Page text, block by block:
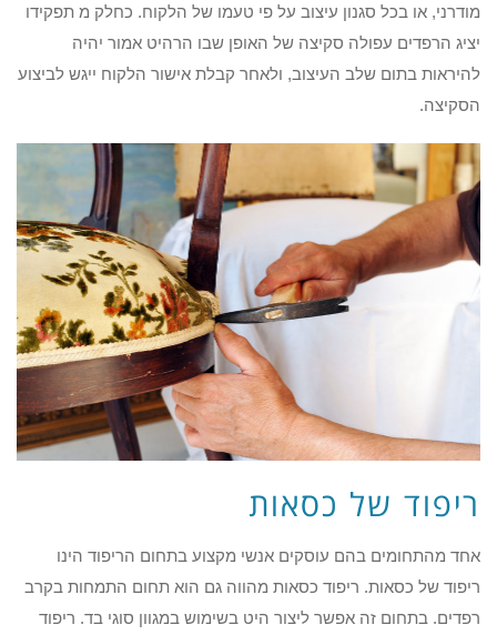
מודרני, או בכל סגנון עיצוב על פי טעמו של הלקוח. כחלק מ תפקידו
יציג הרפדים עפולה סקיצה של האופן שבו הרהיט אמור יהיה
להיראות בתום שלב העיצוב, ולאחר קבלת אישור הלקוח ייגש לביצוע
הסקיצה.
ריפוד של כסאות
אחד מהתחומים בהם עוסקים אנשי מקצוע בתחום הריפוד הינו
ריפוד של כסאות. ריפוד כסאות מהווה גם הוא תחום התמחות בקרב
רפדים. בתחום זה אפשר ליצור היט בשימוש במגוון סוגי בד. ריפוד